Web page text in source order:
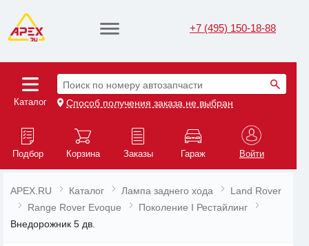
+7 (495) 150-18-88
Каталог
Поиск по номеру автозапчасти
Способ получения заказа не выбран
Подбор Корзина Заказы Гараж Войти
APEX.RU Каталог Лампа заднего хода
Land Rover
Range Rover Evoque
Поколение I Рестайлинг
Внедорожник 5 дв.